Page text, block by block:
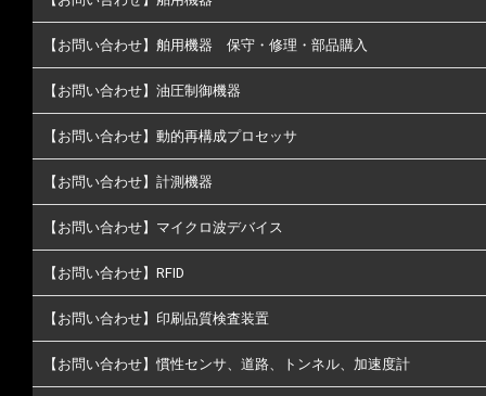
【お問い合わせ】舶用機器 保守・修理・部品購入
【お問い合わせ】油圧制御機器
【お問い合わせ】動的再構成プロセッサ
【お問い合わせ】計測機器
【お問い合わせ】マイクロ波デバイス
【お問い合わせ】RFID
【お問い合わせ】印刷品質検査装置
【お問い合わせ】慣性センサ、道路、トンネル、加速度計